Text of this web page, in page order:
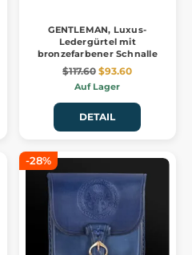
GENTLEMAN, Luxus-
Ledergürtel mit
bronzefarbener Schnalle
$117.60 $93.60
Auf Lager
DETAIL
-28%